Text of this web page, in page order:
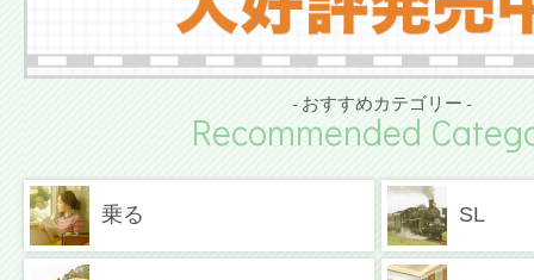
- おすすめカテゴリー -
Recommended
乗る SL